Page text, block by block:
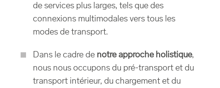
de services plus larges, tels que des
connexions multimodales vers tous les
modes de transport.
Dans le cadre de notre approche holistique,
nous nous occupons du pré-transport et du
transport intérieur, du chargement et du